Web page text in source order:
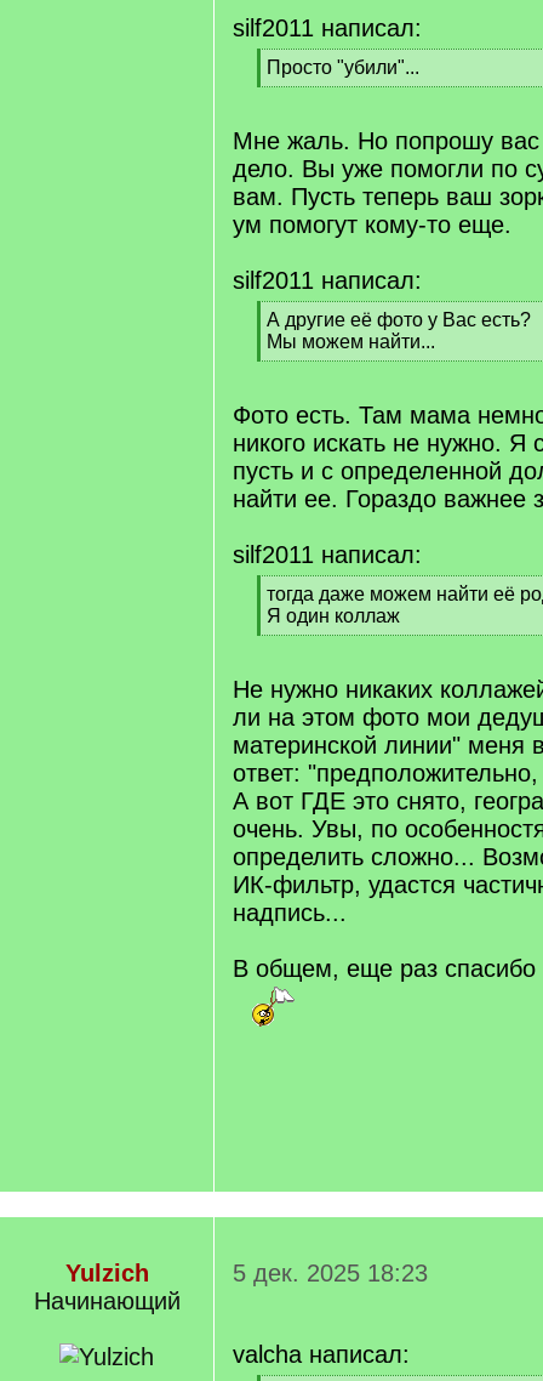
silf2011 написал:
[
q
Просто "убили"...
[
q
]
Мне жаль. Но попрошу вас
дело. Вы уже помогли по
вам. Пусть теперь ваш
ум помогут кому-то еще.
silf2011 написал:
[
q
]
А другие её фото у Вас есть?
Мы можем найти...
[
q
]
Фото есть. Там мама
никого искать не нужно. Я
пусть и с определенной
найти ее. Гораздо важнее
silf2011 написал:
[
q
]
тогда даже можем найти её
Я один коллаж
[
q
Не нужно никаких
ли на этом фото мои
материнской линии" меня
ответ: "предположительно,
А вот ГДЕ это снято,
очень. Увы, по
определить сложно...
ИК-фильтр, удастся
надпись...
В общем, еще раз спасибо
Yulzich
Начинающий
5 дек. 2025 18:23
valcha написал: